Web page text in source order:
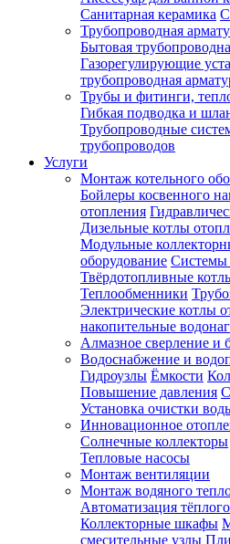
Санитарная керамика
Трубопроводная
Бытовая
Газорегулирующие
трубопроводная
Трубы и фитинги,
Гибкая подводка и
Трубопроводные
трубопроводов
Услуги
Монтаж котельного
Бойлеры косвенного
отопления
Дизельные котлы
Модульные
оборудование Системы
Твёрдотопливные
Теплообменники
Электрические котлы
накопительные
Алмазное сверление и
Водоснабжение и
Гидроузлы Ёмкости
Повышение давления
Установка очистки
Инновационное
Солнечные коллекторы
Тепловые насосы
Монтаж вентиляции
Монтаж водяного
Автоматизация
Коллекторные шкафы
смесительные узлы